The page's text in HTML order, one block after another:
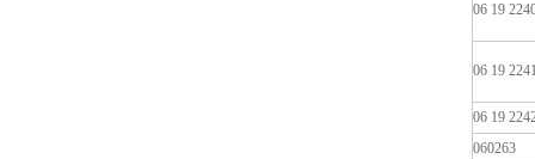
06 19
06 19
06 19
060263